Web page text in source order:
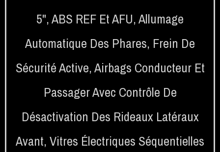
5",ABS REF Et AFU,Allumage
Automatique Des Phares, Frein De
Sécurité Active,Airbags Conducteur Et
Passager Avec Contrôle De
Désactivation Des Rideaux Latéraux
Avant, Vitres Électriques Séquentielles